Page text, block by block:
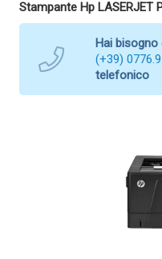
Stampante Hp LASERJET
Hai bisogno
(+39)
telefonico